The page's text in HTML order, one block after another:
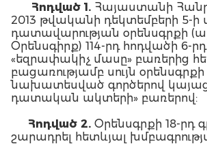
Հոդված 1. Հայաստանի
2013 թվականի դեկտեմբերի 5-
դատավարության օրենսգրքի
Օրենսգիրք) 114-րդ հոդվածի 6-
«եզրափակիչ մասը» բառերից
բացառությամբ սույն օրենսգրքի
նախատեսված գործերով
դատական ակտերի» բառերով:
Հոդված 2. Օրենսգրքի 18-րդ
շարադրել հետևյալ